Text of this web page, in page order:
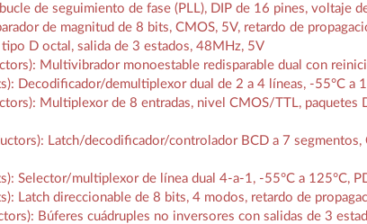
de seguimiento de fase (PLL), DIP de 16 pines, voltaje
de magnitud de 8 bits, CMOS, 5V, retardo de
D octal, salida de 3 estados, 48MHz, 5V
Multivibrador monoestable redisparable dual con
Decodificador/demultiplexor dual de 2 a 4 líneas, -55°C a
Multiplexor de 8 entradas, nivel CMOS/TTL, paquetes
Latch/decodificador/controlador BCD a 7 segmentos,
Selector/multiplexor de línea dual 4-a-1, -55°C a 125°C,
Latch direccionable de 8 bits, 4 modos, retardo de
Búferes cuádruples no inversores con salidas de 3